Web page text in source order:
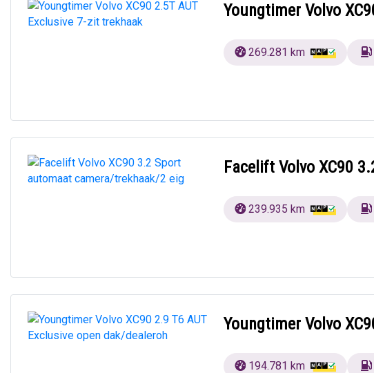
Youngtimer Volvo
269.281 km
Facelift Volvo XC90
239.935 km
Youngtimer Volvo
194.781 km